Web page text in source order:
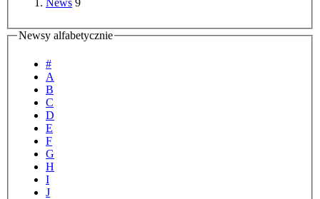
News 9
Newsy alfabetycznie
#
A
B
C
D
E
F
G
H
I
J